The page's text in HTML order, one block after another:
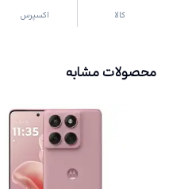
کالا
اکسپرس
محصولات مشابه